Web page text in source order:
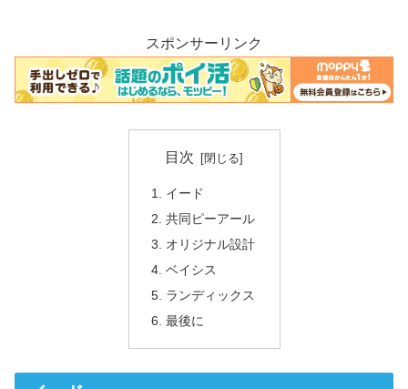
スポンサーリンク
目次
イード
共同ピーアール
オリジナル設計
ベイシス
ランディックス
最後に